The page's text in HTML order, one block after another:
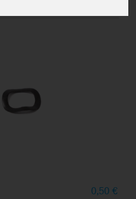
0,50 €